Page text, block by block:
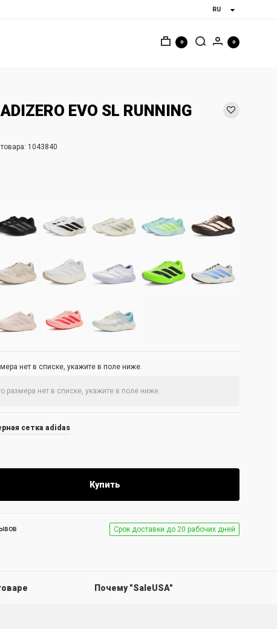
0 0
EVO SL RUNNING
1043840
нет в списке, укажите в поле ниже.
сетка adidas
Купить
Срок доставки до 20 рабочих дней
Почему "SaleUSA"